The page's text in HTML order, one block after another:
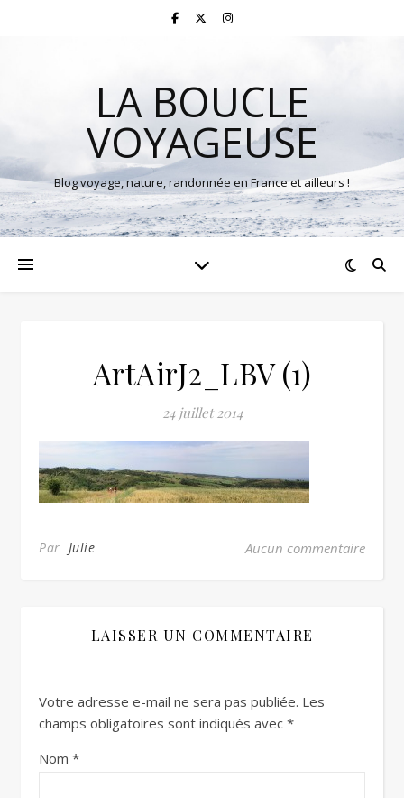
LA BOUCLE
VOYAGEUSE
Blog voyage, nature, randonnée en France et ailleurs !
ArtAirJ2_LBV (1)
24 juillet 2014
Par Julie Aucun commentaire
LAISSER UN COMMENTAIRE
Votre adresse e-mail ne sera pas publiée. Les
champs obligatoires sont indiqués avec *
Nom *